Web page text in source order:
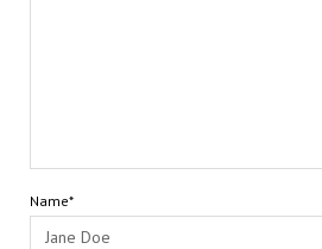
Name*